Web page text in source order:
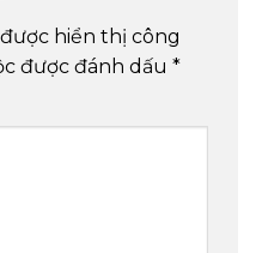
hiển thị công
được đánh dấu *